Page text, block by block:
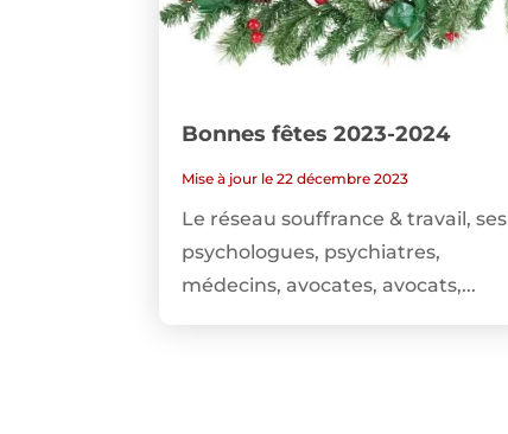
Bonnes fêtes 2023-2024
Mise à jour le 22 décembre 2023
Le réseau souffrance & travail, ses
psychologues, psychiatres,
médecins, avocates, avocats,...